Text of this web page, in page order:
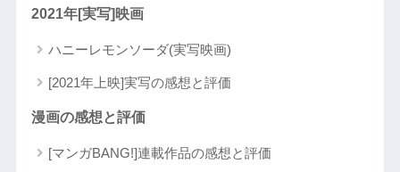
2021年[実写]映画
ハニーレモンソーダ(実写映画)
[2021年上映]実写の感想と評価
漫画の感想と評価
[マンガBANG!]連載作品の感想と評価